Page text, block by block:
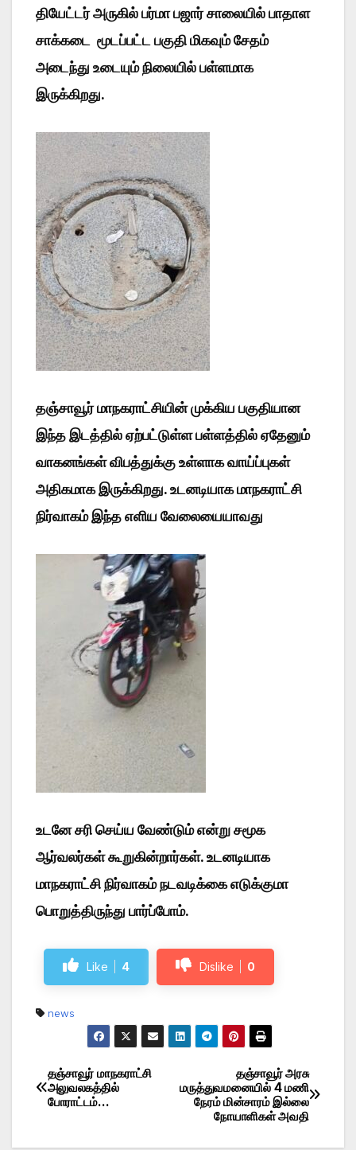
தியேட்டர் அருகில் பர்மா பஜார் சாலையில் பாதாள
சாக்கடை மூடப்பட்ட பகுதி மிகவும் சேதம்
அடைந்து உடையும் நிலையில் பள்ளமாக
இருக்கிறது.
தஞ்சாவூர் மாநகராட்சியின் முக்கிய பகுதியான
இந்த இடத்தில் ஏற்பட்டுள்ள பள்ளத்தில் ஏதேனும்
வாகனங்கள் விபத்துக்கு உள்ளாக வாய்ப்புகள்
அதிகமாக இருக்கிறது. உடனடியாக மாநகராட்சி
நிர்வாகம் இந்த எளிய வேலையையாவது
உடனே சரி செய்ய வேண்டும் என்று சமூக
ஆர்வலர்கள் கூறுகின்றார்கள். உடனடியாக
மாநகராட்சி நிர்வாகம் நடவடிக்கை எடுக்குமா
பொறுத்திருந்து பார்ப்போம்.
Like 4 Dislike 0
news
Post
navigation
தஞ்சாவூர் அரசு
மருத்துவமனையில் 4 மணி
நேரம் மின்சாரம் இல்லை
நோயாளிகள் அவதி
தஞ்சாவூர் மாநகராட்சி
அலுவலகத்தில்
போராட்டம்…